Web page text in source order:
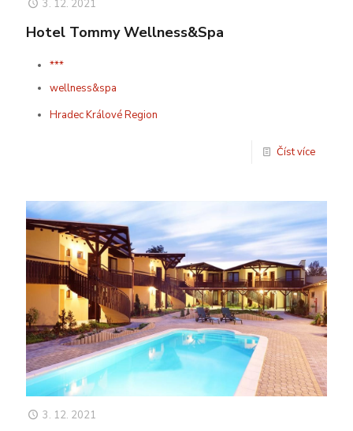
3. 12. 2021
Hotel Tommy Wellness&Spa
***
wellness&spa
Hradec Králové Region
Číst více
3. 12. 2021